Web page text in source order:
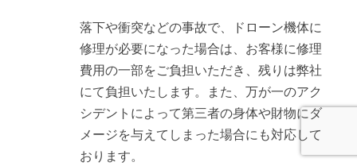
落下や衝突などの事故で、ドローン機体に
修理が必要になった場合は、お客様に修理
費用の一部をご負担いただき、残りは弊社
にて負担いたします。また、万が一のアク
シデントによって第三者の身体や財物にダ
メージを与えてしまった場合にも対応して
おります。